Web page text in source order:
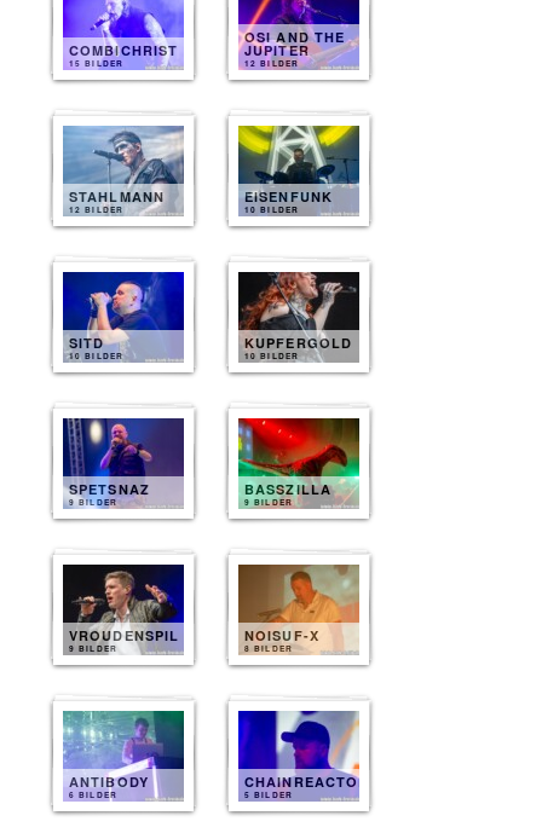
COMBICHRIST
15 BILDER
OSI AND THE
JUPITER
12 BILDER
STAHLMANN
12 BILDER
EISENFUNK
10 BILDER
SITD
10 BILDER
KUPFERGOLD
10 BILDER
SPETSNAZ
9 BILDER
BASSZILLA
9 BILDER
VROUDENSPIL
9 BILDER
NOISUF-X
8 BILDER
ANTIBODY
6 BILDER
CHAINREACTOR
5 BILDER